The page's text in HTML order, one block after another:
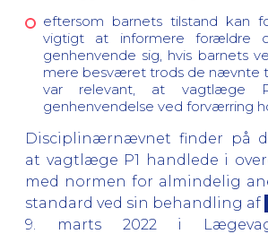
eftersom barnets tilstand kan
vigtigt at informere forældre
genhenvende sig, hvis barnets
mere besværet trods de nævnte
var relevant, at vagtlæge
genhenvendelse ved forværring
Disciplinærnævnet finder på
at vagtlæge P1 handlede i
med normen for almindelig
standard ved sin behandling af
9. marts 2022 i